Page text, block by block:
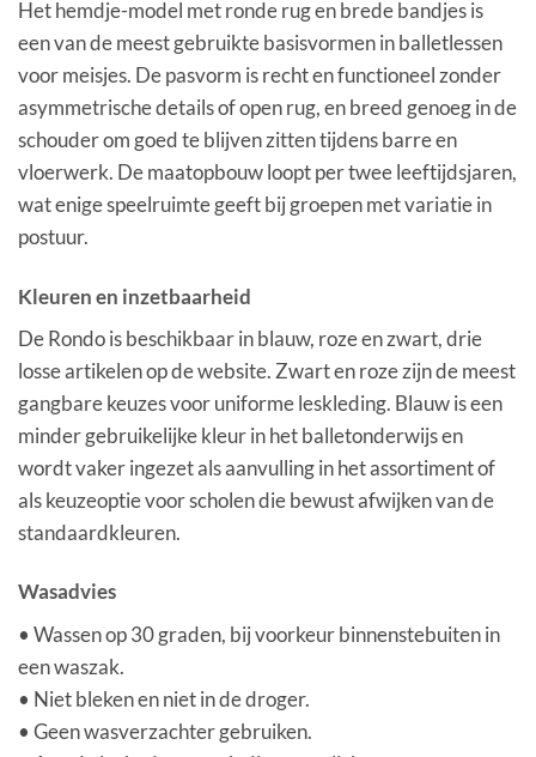
Het hemdje-model met ronde rug en brede bandjes is
een van de meest gebruikte basisvormen in balletlessen
voor meisjes. De pasvorm is recht en functioneel zonder
asymmetrische details of open rug, en breed genoeg in de
schouder om goed te blijven zitten tijdens barre en
vloerwerk. De maatopbouw loopt per twee leeftijdsjaren,
wat enige speelruimte geeft bij groepen met variatie in
postuur.
Kleuren en inzetbaarheid
De Rondo is beschikbaar in blauw, roze en zwart, drie
losse artikelen op de website. Zwart en roze zijn de meest
gangbare keuzes voor uniforme leskleding. Blauw is een
minder gebruikelijke kleur in het balletonderwijs en
wordt vaker ingezet als aanvulling in het assortiment of
als keuzeoptie voor scholen die bewust afwijken van de
standaardkleuren.
Wasadvies
• Wassen op 30 graden, bij voorkeur binnenstebuiten in
een waszak.
• Niet bleken en niet in de droger.
• Geen wasverzachter gebruiken.